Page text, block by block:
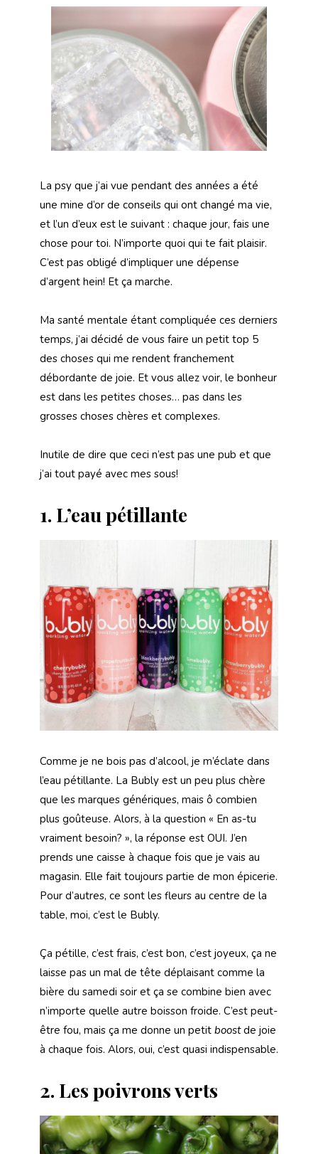
La psy que j’ai vue pendant des années a été
une mine d’or de conseils qui ont changé ma vie,
et l’un d’eux est le suivant : chaque jour, fais une
chose pour toi. N’importe quoi qui te fait plaisir.
C’est pas obligé d’impliquer une dépense
d’argent hein! Et ça marche.
Ma santé mentale étant compliquée ces derniers
temps, j’ai décidé de vous faire un petit top 5
des choses qui me rendent franchement
débordante de joie. Et vous allez voir, le bonheur
est dans les petites choses… pas dans les
grosses choses chères et complexes.
Inutile de dire que ceci n’est pas une pub et que
j’ai tout payé avec mes sous!
1. L’eau pétillante
Comme je ne bois pas d’alcool, je m’éclate dans
l’eau pétillante. La Bubly est un peu plus chère
que les marques génériques, mais ô combien
plus goûteuse. Alors, à la question « En as-tu
vraiment besoin? », la réponse est OUI. J’en
prends une caisse à chaque fois que je vais au
magasin. Elle fait toujours partie de mon épicerie.
Pour d’autres, ce sont les fleurs au centre de la
table, moi, c’est le Bubly.
Ça pétille, c’est frais, c’est bon, c’est joyeux, ça ne
laisse pas un mal de tête déplaisant comme la
bière du samedi soir et ça se combine bien avec
n’importe quelle autre boisson froide. C’est peut-
être fou, mais ça me donne un petit boostde joie
à chaque fois. Alors, oui, c’est quasi indispensable.
2. Les poivrons verts